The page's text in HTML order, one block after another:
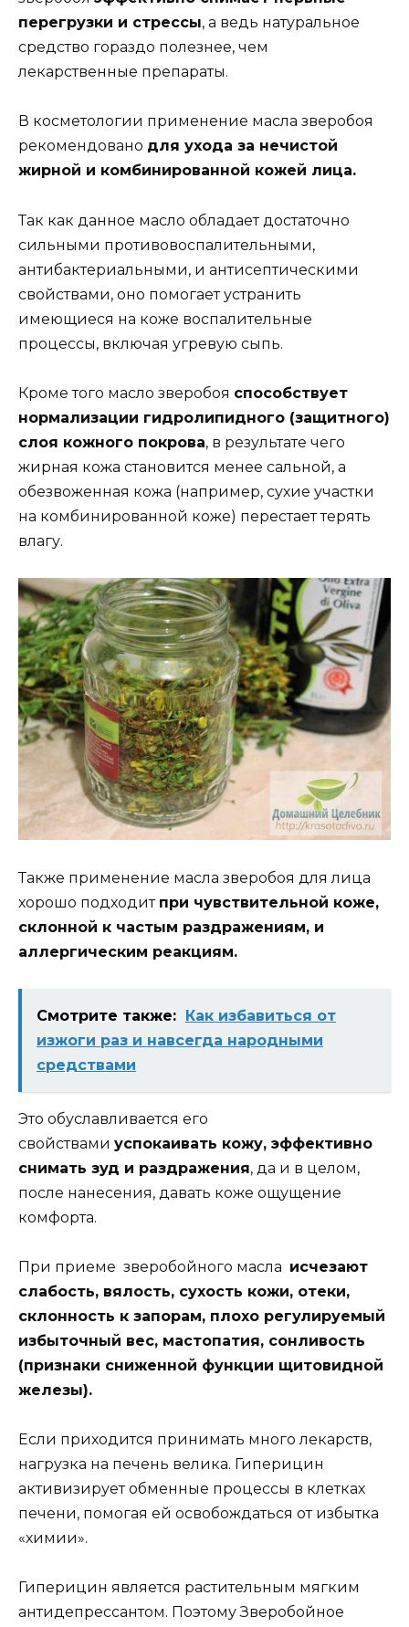
перегрузки и стрессы, а ведь натуральное
средство гораздо полезнее, чем
лекарственные препараты.
В косметологии применение масла зверобоя
рекомендовано для ухода за нечистой
жирной и комбинированной кожей лица.
Так как данное масло обладает достаточно
сильными противовоспалительными,
антибактериальными, и антисептическими
свойствами, оно помогает устранить
имеющиеся на коже воспалительные
процессы, включая угревую сыпь.
Кроме того масло зверобоя способствует
нормализации гидролипидного (защитного)
слоя кожного покрова, в результате чего
жирная кожа становится менее сальной, а
обезвоженная кожа (например, сухие участки
на комбинированной коже) перестает терять
влагу.
Также применение масла зверобоя для лица
хорошо подходит при чувствительной коже,
склонной к частым раздражениям, и
аллергическим реакциям.
Смотрите также: Как избавиться от
изжоги раз и навсегда народными
средствами
Это обуславливается его
свойствами успокаивать кожу, эффективно
снимать зуд и раздражения, да и в целом,
после нанесения, давать коже ощущение
комфорта.
При приеме зверобойного масла исчезают
слабость, вялость, сухость кожи, отеки,
склонность к запорам, плохо регулируемый
избыточный вес, мастопатия, сонливость
(признаки сниженной функции щитовидной
железы).
Если приходится принимать много лекарств,
нагрузка на печень велика. Гиперицин
активизирует обменные процессы в клетках
печени, помогая ей освобождаться от избытка
«химии».
Гиперицин является растительным мягким
антидепрессантом. Поэтому Зверобойное